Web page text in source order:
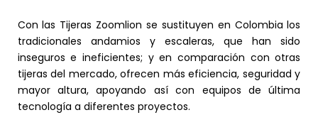
Con las Tijeras Zoomlion se sustituyen en Colombia los
tradicionales andamios y escaleras, que han sido
inseguros e ineficientes; y en comparación con otras
tijeras del mercado, ofrecen más eficiencia, seguridad y
mayor altura, apoyando así con equipos de última
tecnología a diferentes proyectos.